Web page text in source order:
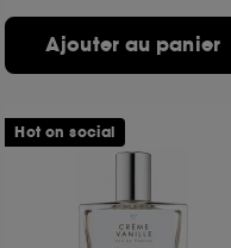
Ajouter au panier
Hot on social